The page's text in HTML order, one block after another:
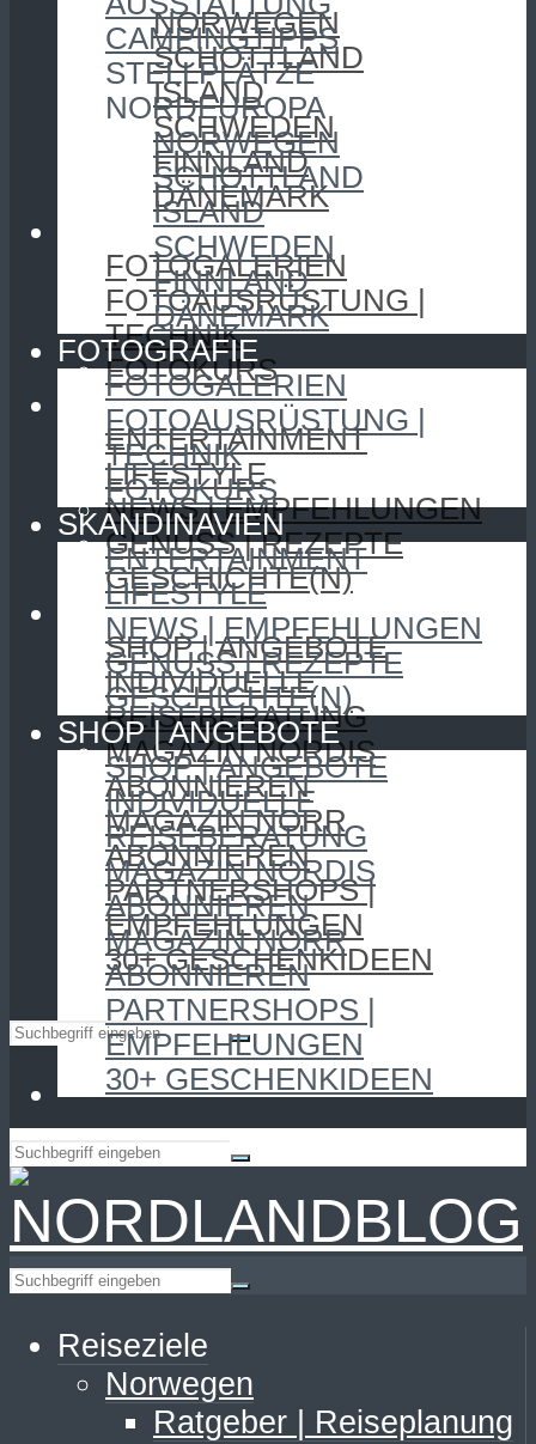
NORWEGEN
SCHOTTLAND
ISLAND
SCHWEDEN
FINNLAND
DÄNEMARK
FOTOGRAFIE
FOTOGALERIEN
FOTOAUSRÜSTUNG |
TECHNIK
FOTOKURS
SKANDINAVIEN
ENTERTAINMENT
LIFESTYLE
NEWS | EMPFEHLUNGEN
GENUSS | REZEPTE
GESCHICHTE(N)
SHOP | ANGEBOTE
SHOP | ANGEBOTE
INDIVIDUELLE
REISEBERATUNG
MAGAZIN NORDIS
ABONNIEREN
MAGAZIN NORR
ABONNIEREN
PARTNERSHOPS |
EMPFEHLUNGEN
30+ GESCHENKIDEEN
CAMPINGTIPPS
STELLPLÄTZE
NORDEUROPA
NORWEGEN
SCHOTTLAND
ISLAND
SCHWEDEN
FINNLAND
DÄNEMARK
FOTOGRAFIE
FOTOGALERIEN
FOTOAUSRÜSTUNG |
TECHNIK
FOTOKURS
SKANDINAVIEN
ENTERTAINMENT
LIFESTYLE
NEWS | EMPFEHLUNGEN
GENUSS | REZEPTE
GESCHICHTE(N)
SHOP | ANGEBOTE
SHOP | ANGEBOTE
INDIVIDUELLE
REISEBERATUNG
MAGAZIN NORDIS
ABONNIEREN
MAGAZIN NORR
ABONNIEREN
PARTNERSHOPS |
EMPFEHLUNGEN
30+ GESCHENKIDEEN
Reiseziele
Norwegen
Ratgeber | Reiseplanung